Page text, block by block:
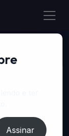
IA vai
Assinar